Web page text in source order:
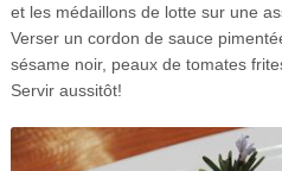
et les médaillons de lotte sur une
Verser un cordon de sauce
sésame noir, peaux de tomates
Servir aussitôt!